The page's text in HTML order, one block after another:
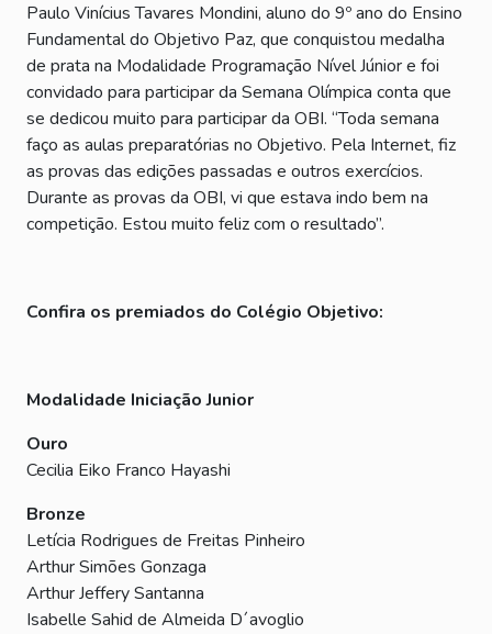
Paulo Vinícius Tavares Mondini, aluno do 9º ano do Ensino
Fundamental do Objetivo Paz, que conquistou medalha
de prata na Modalidade Programação Nível Júnior e foi
convidado para participar da Semana Olímpica conta que
se dedicou muito para participar da OBI. “Toda semana
faço as aulas preparatórias no Objetivo. Pela Internet, fiz
as provas das edições passadas e outros exercícios.
Durante as provas da OBI, vi que estava indo bem na
competição. Estou muito feliz com o resultado”.
Confira os premiados do Colégio Objetivo:
Modalidade Iniciação Junior
Ouro
Cecilia Eiko Franco Hayashi
Bronze
Letícia Rodrigues de Freitas Pinheiro
Arthur Simões Gonzaga
Arthur Jeffery Santanna
Isabelle Sahid de Almeida D´avoglio